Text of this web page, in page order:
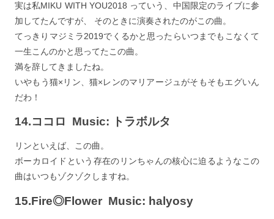
実は私MIKU WITH YOU2018 っていう、中国限定のライブに参
加してたんですが、 そのときに演奏されたのがこの曲。
てっきりマジミラ2019でくるかと思ったらいつまでもこなくて
一生こんのかと思ってたこの曲。
満を辞してきましたね。
いやもう猫×リン、猫×レンのマリアージュがそもそもエグいん
だわ！
14.ココロ Music: トラボルタ
リンといえば、この曲。
ボーカロイドという存在のリンちゃんの核心に迫るようなこの
曲はいつもゾクゾクしますね。
15.Fire◎Flower Music: halyosy